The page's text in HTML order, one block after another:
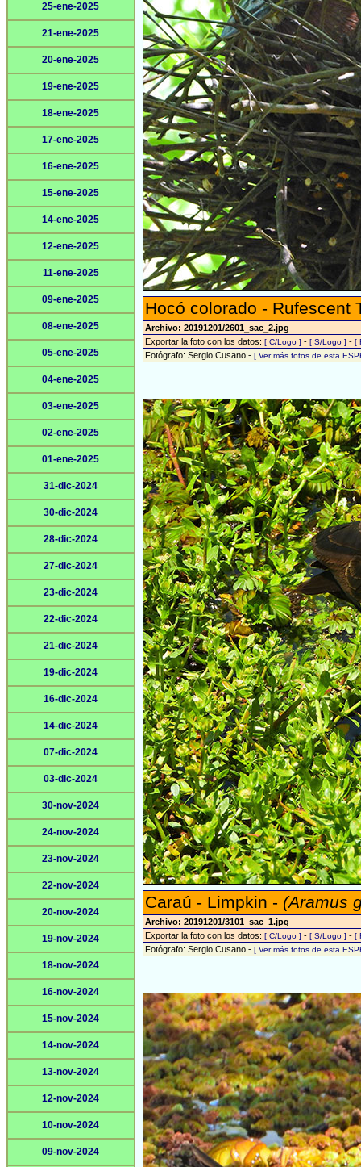
25-ene-2025
21-ene-2025
20-ene-2025
19-ene-2025
18-ene-2025
17-ene-2025
16-ene-2025
15-ene-2025
14-ene-2025
12-ene-2025
11-ene-2025
09-ene-2025
08-ene-2025
05-ene-2025
04-ene-2025
03-ene-2025
02-ene-2025
01-ene-2025
31-dic-2024
30-dic-2024
28-dic-2024
27-dic-2024
23-dic-2024
22-dic-2024
21-dic-2024
19-dic-2024
16-dic-2024
14-dic-2024
07-dic-2024
03-dic-2024
30-nov-2024
24-nov-2024
23-nov-2024
22-nov-2024
20-nov-2024
19-nov-2024
18-nov-2024
16-nov-2024
15-nov-2024
14-nov-2024
13-nov-2024
12-nov-2024
10-nov-2024
09-nov-2024
Hocó colorado - Rufescent
Archivo: 20191201/2601_sac_2.jpg
Exportar la foto con los datos: [ C/Logo ] - [ S/Logo ] - [
Fotógrafo: Sergio Cusano - [ Ver más fotos de esta
Caraú - Limpkin - (Aramus
Archivo: 20191201/3101_sac_1.jpg
Exportar la foto con los datos: [ C/Logo ] - [ S/Logo ] - [
Fotógrafo: Sergio Cusano - [ Ver más fotos de esta